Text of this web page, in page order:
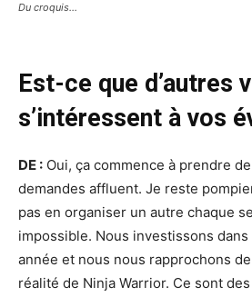
Du croquis…
Est-ce que d’autres
s’intéressent à vos
DE : Oui, ça commence à prendre de
demandes affluent. Je reste
pas en organiser un autre chaque
impossible. Nous investissons
année et nous nous rapprochons
réalité de Ninja Warrior. Ce sont